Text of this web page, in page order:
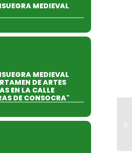
MEDIEVAL
MEDIEVAL
DE ARTES
EN LA CALLE
DE CONSOCRA"